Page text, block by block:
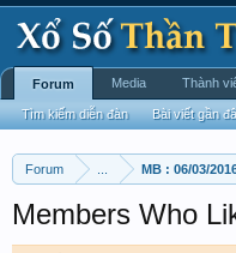
Forum MB : 06/03/
Members Who
Forum
Tìm kiếm diễn đàn Bài viết gần
Media Thành